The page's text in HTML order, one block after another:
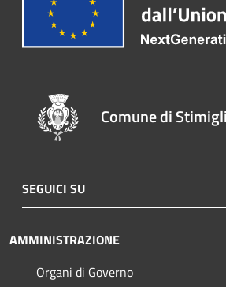
Comune di
SEGUICI SU
AMMINISTRAZIONE
Organi di Governo